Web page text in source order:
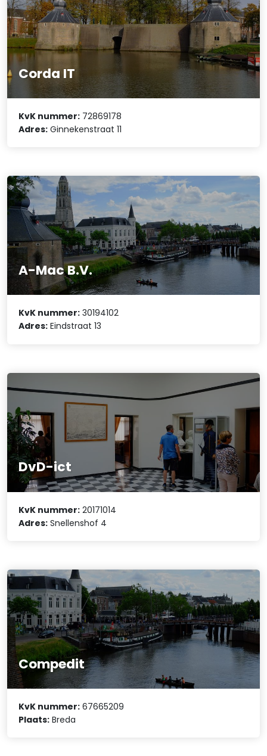
Corda IT
KvK nummer: 72869178
Adres: Ginnekenstraat 11
A-Mac B.V.
KvK nummer: 30194102
Adres: Eindstraat 13
DvD-ict
KvK nummer: 20171014
Adres: Snellenshof 4
Compedit
KvK nummer: 67665209
Plaats: Breda